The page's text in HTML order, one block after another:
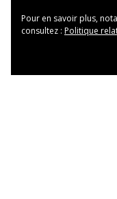
Pour en savoir plus,
consultez : Politique